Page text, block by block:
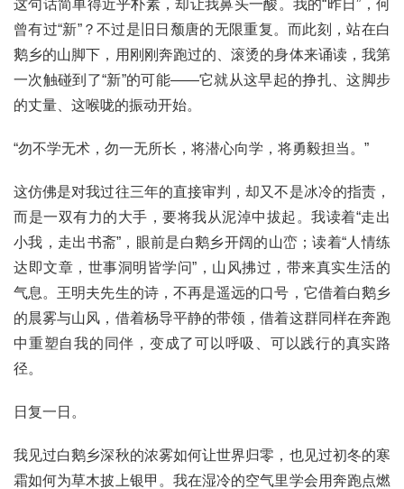
这句话简单得近乎朴素，却让我鼻头一酸。我的“昨日”，何
曾有过“新”？不过是旧日颓唐的无限重复。而此刻，站在白
鹅乡的山脚下，用刚刚奔跑过的、滚烫的身体来诵读，我第
一次触碰到了“新”的可能——它就从这早起的挣扎、这脚步
的丈量、这喉咙的振动开始。
“勿不学无术，勿一无所长，将潜心向学，将勇毅担当。”
这仿佛是对我过往三年的直接审判，却又不是冰冷的指责，
而是一双有力的大手，要将我从泥淖中拔起。我读着“走出
小我，走出书斋”，眼前是白鹅乡开阔的山峦；读着“人情练
达即文章，世事洞明皆学问”，山风拂过，带来真实生活的
气息。王明夫先生的诗，不再是遥远的口号，它借着白鹅乡
的晨雾与山风，借着杨导平静的带领，借着这群同样在奔跑
中重塑自我的同伴，变成了可以呼吸、可以践行的真实路
径。
日复一日。
我见过白鹅乡深秋的浓雾如何让世界归零，也见过初冬的寒
霜如何为草木披上银甲。我在湿冷的空气里学会用奔跑点燃